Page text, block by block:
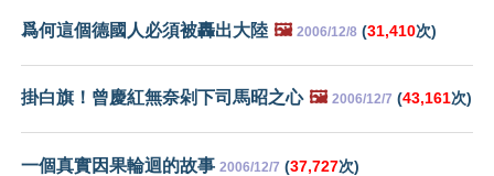
爲何這個德國人必須被轟出大陸 🖼️ 2006/12/8 (31,410次)
掛白旗！曾慶紅無奈剁下司馬昭之心 🖼️ 2006/12/7 (43,161次)
一個真實因果輪迴的故事 2006/12/7 (37,727次)